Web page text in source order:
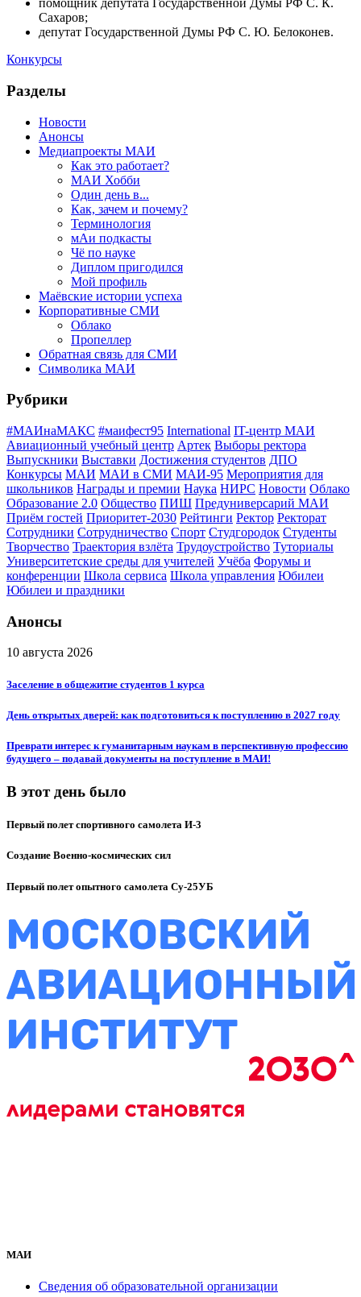
помощник депутата Государственной Думы РФ С. К.
Сахаров;
депутат Государственной Думы РФ С. Ю. Белоконев.
Конкурсы
Разделы
Новости
Анонсы
Медиапроекты МАИ
Как это работает?
МАИ Хобби
Один день в...
Как, зачем и почему?
Терминология
мАи подкасты
Чё по науке
Диплом пригодился
Мой профиль
Маёвские истории успеха
Корпоративные СМИ
Облако
Пропеллер
Обратная связь для СМИ
Символика МАИ
Рубрики
#МАИнаМАКС #маифест95 International IT-центр МАИ
Авиационный учебный центр Артек Выборы ректора
Выпускники Выставки Достижения студентов ДПО
Конкурсы МАИ МАИ в СМИ МАИ-95 Мероприятия для
школьников Награды и премии Наука НИРС Новости Облако
Образование 2.0 Общество ПИШ Предуниверсарий МАИ
Приём гостей Приоритет-2030 Рейтинги Ректор Ректорат
Сотрудники Сотрудничество Спорт Студгородок Студенты
Творчество Траектория взлёта Трудоустройство Туториалы
Университетские среды для учителей Учёба Форумы и
конференции Школа сервиса Школа управления Юбилеи
Юбилеи и праздники
Анонсы
10 августа 2026
Заселение в общежитие студентов 1 курса
День открытых дверей: как подготовиться к поступлению в 2027 году
Преврати интерес к гуманитарным наукам в перспективную профессию
будущего – подавай документы на поступление в МАИ!
В этот день было
Первый полет спортивного самолета И-3
Создание Военно-космических сил
Первый полет опытного самолета Су-25УБ
МАИ
Сведения об образовательной организации